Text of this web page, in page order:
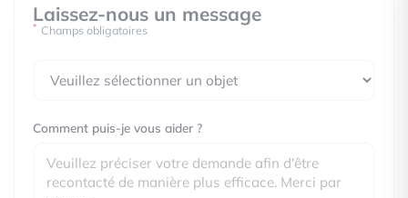
Laissez-nous un message
* Champs obligatoires
Comment puis-je vous aider ?